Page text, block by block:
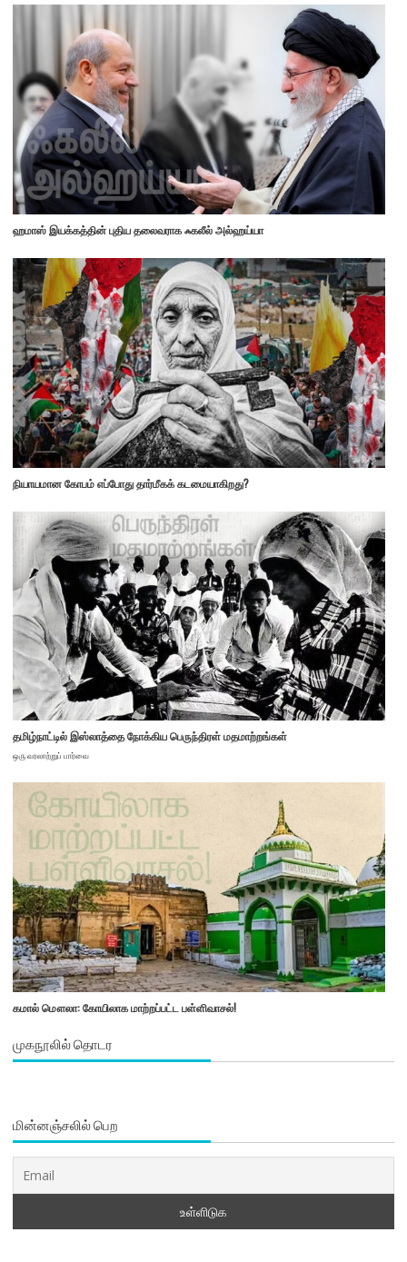
ஹமாஸ் இயக்கத்தின் புதிய தலைவராக ஃகலீல் அல்ஹய்யா
நியாயமான கோபம் எப்போது தார்மீகக் கடமையாகிறது?
தமிழ்நாட்டில் இஸ்லாத்தை நோக்கிய பெருந்திரள் மதமாற்றங்கள்
ஒரு வரலாற்றுப் பார்வை
கமால் மௌலா: கோயிலாக மாற்றப்பட்ட பள்ளிவாசல்!
முகநூலில் தொடர
மின்னஞ்சலில் பெற